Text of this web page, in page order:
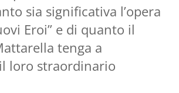
sia significativa l’opera
Eroi” e di quanto il
tenga a
loro straordinario